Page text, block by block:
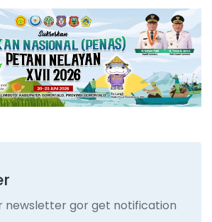
newsletter gor get notification